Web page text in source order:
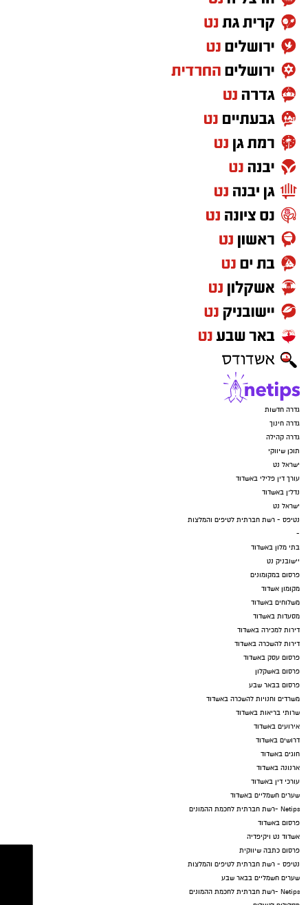
גדרה חדשות
גדרה חינוך
גדרה קהילה
תוכן שיווקי
ישראל נט
עורך דין פלילי באשדוד
נדל"ן באשדוד
ישראל נט
נטיפס - רשת חברתית לטיפים והמלצות
-
בתי מלון באשדוד
יישובניק נט
פרסום במקומונים
מקומון אשדוד
משלוחים באשדוד
מסעדות באשדוד
דירות למכירה באשדוד
דירות להשכרה באשדוד
פרסום עסק באשדוד
פרסום באשקלון
פרסום בבאר שבע
משרדים וחנויות להשכרה באשדוד
שרותי בריאות באשדוד
אירועים באשדוד
דרושים באשדוד
חוגים באשדוד
ארנונה באשדוד
עורכי דין באשדוד
שערים חשמליים באשדוד
Netips -רשת חברתית לחכמת ההמונים
פרסום באשדוד
אשדוד נט ויקיפדיה
פרסום כתבה שיווקית
נטיפס - רשת חברתית לטיפים והמלצות
שערים חשמליים בבאר שבע
Netips -רשת חברתית לחכמת ההמונים